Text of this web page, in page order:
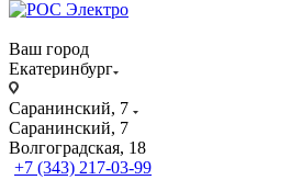
Ваш город
Екатеринбург
Саранинский, 7
Саранинский, 7
Волгоградская, 18
+7 (343) 217-03-99